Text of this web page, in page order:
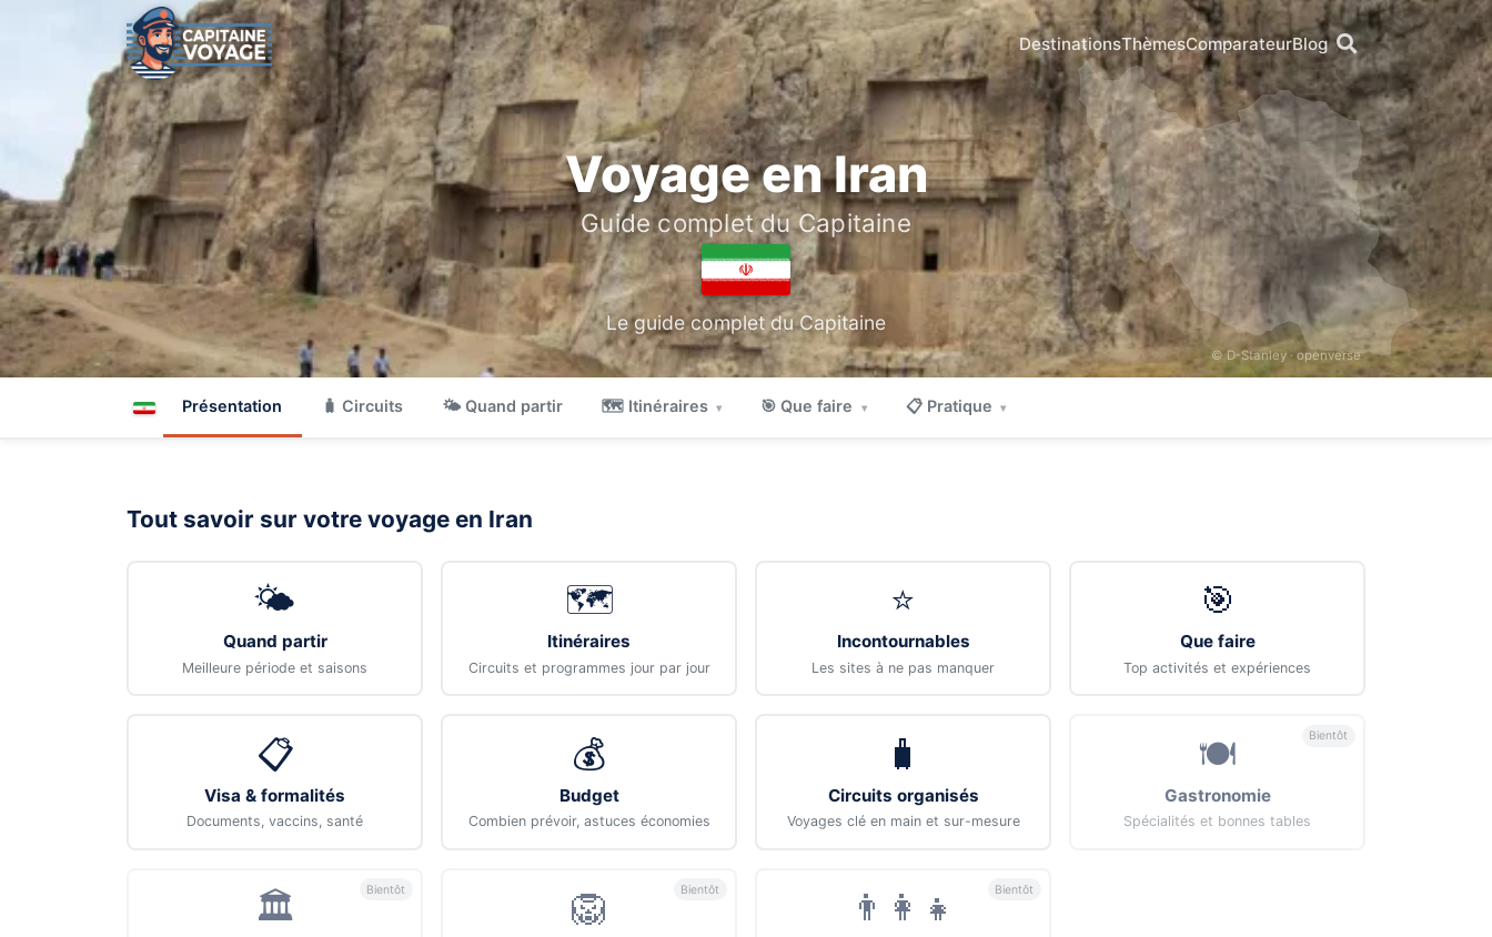
DestinationsThèmesComparateurBlog
Voyage en Iran
Guide complet du Capitaine
Le guide complet du Capitaine
© D-Stanley ·openverse
Présentation 🧳 Circuits 🌤 Quand partir 🗺 Itinéraires ▾ 🎯 Que faire ▾ 📋 Pratique ▾
Tout savoir sur votre voyage en Iran
🌤️
Quand partir
Meilleure période et saisons
🗺️
Itinéraires
Circuits et programmes jour par jour
⭐
Incontournables
Les sites à ne pas manquer
🎯
Que faire
Top activités et expériences
📋
Visa & formalités
Documents, vaccins, santé
💰
Budget
Combien prévoir, astuces économies
🧳
Circuits organisés
Voyages clé en main et sur-mesure
🍽️
Gastronomie
Spécialités et bonnes tables
Bientôt
🏛️ Bientôt 🦁 Bientôt 👨‍👩‍👧 Bientôt